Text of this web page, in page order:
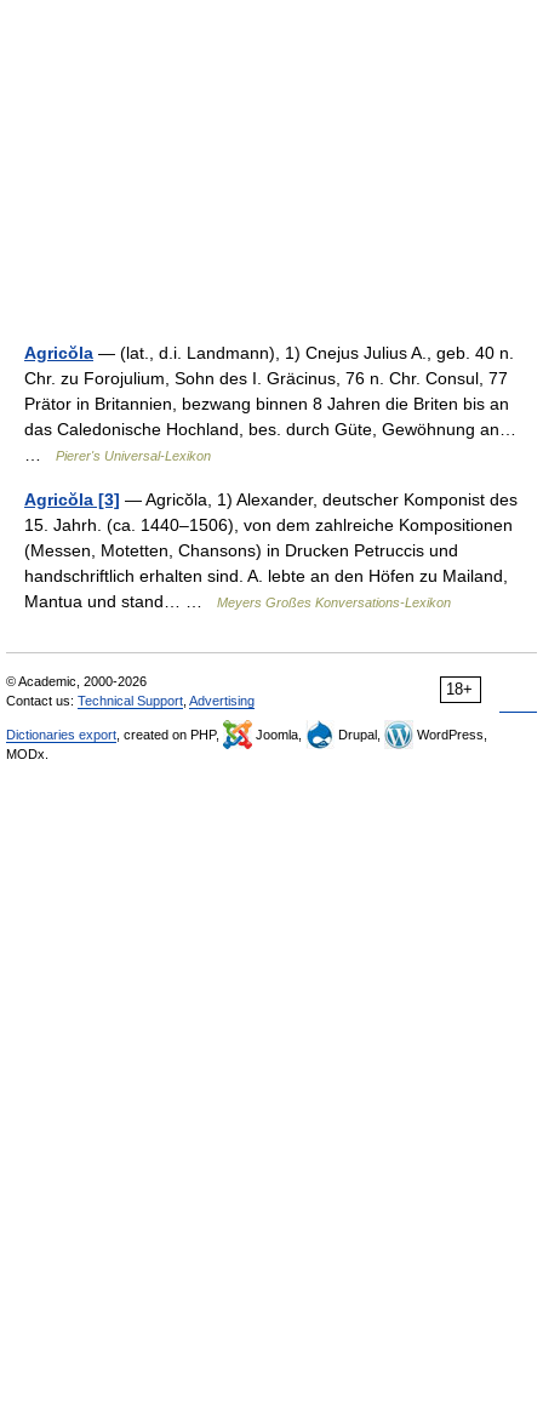
Agricŏla — (lat., d.i. Landmann), 1) Cnejus Julius A., geb. 40 n.
Chr. zu Forojulium, Sohn des I. Gräcinus, 76 n. Chr. Consul, 77
Prätor in Britannien, bezwang binnen 8 Jahren die Briten bis an
das Caledonische Hochland, bes. durch Güte, Gewöhnung an…
Pierer's Universal-Lexikon
Agricŏla [3] — Agricŏla, 1) Alexander, deutscher Komponist des
15. Jahrh. (ca. 1440–1506), von dem zahlreiche Kompositionen
(Messen, Motetten, Chansons) in Drucken Petruccis und
handschriftlich erhalten sind. A. lebte an den Höfen zu Mailand,
Mantua und stand… …
Meyers Großes Konversations-Lexikon
18+
© Academic, 2000-2026
Contact us: Technical Support Advertising
Dictionaries export , created on PHP, Joomla, Drupal,
WordPress,
MODx.